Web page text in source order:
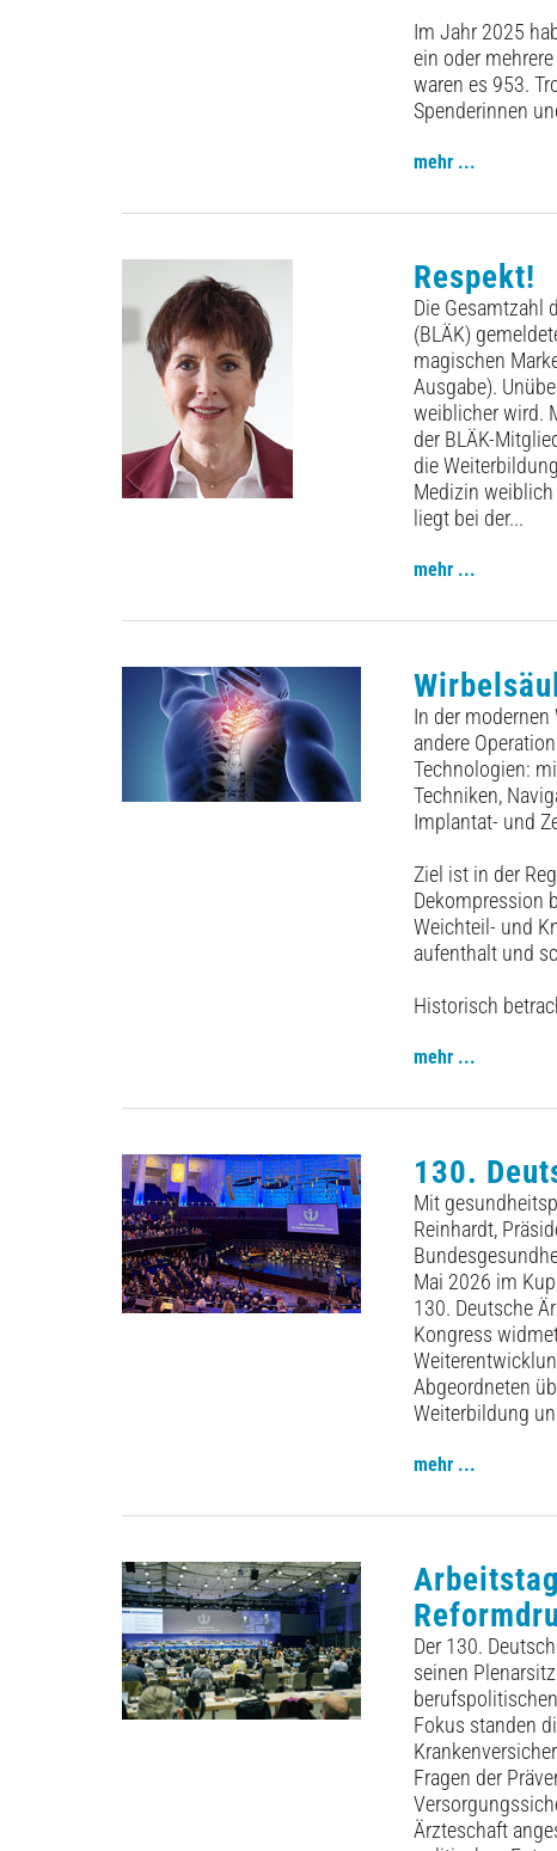
Im Jahr 2025
ein oder
waren es 953.
Spenderinnen
mehr ...
Respekt!
Die Gesamtzahl
(BLÄK)
magischen
Aus­gabe).
weiblicher wird.
der BLÄK-
die
Medizin
liegt bei der...
mehr ...
In der modernen
andere
Technologien:
Techniken,
Implantat- und
Ziel ist in der
Dekompression
Weichteil- und
aufenthalt und
Historisch
mehr ...
130.
Mit
Reinhardt,
Mai 2026 im
130. Deutsche
Kongress
Abgeordneten
Weiterbildung
mehr ...
Der 130.
seinen
Fokus standen
Fragen der
Ärzteschaft